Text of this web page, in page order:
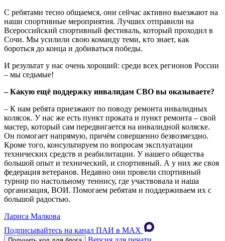
С ребятами тесно общаемся, они сейчас активно выезжают на
наши спортивные мероприятия. Лучших отправили на
Всероссийский спортивный фестиваль, который проходил в
Сочи. Мы усилили свою команду теми, кто знает, как
бороться до конца и добиваться победы.
И результат у нас очень хороший: среди всех регионов России
– мы седьмые!
– Какую ещё поддержку инвалидам СВО вы оказываете?
– К нам ребята приезжают по поводу ремонта инвалидных
колясок. У нас же есть пункт проката и пункт ремонта – свой
мастер, который сам передвигается на инвалидной коляске.
Он помогает напрямую, причём совершенно безвозмездно.
Кроме того, консультируем по вопросам эксплуатации
технических средств и реабилитации. У нашего общества
большой опыт и технический, и спортивный. А у них же своя
федерация ветеранов. Недавно они провели спортивный
турнир по настольному теннису, где участвовала и наша
организация, ВОИ. Помогаем ребятам и поддерживаем их с
большой радостью.
Лариса Малкова
Подписывайтесь на канал ПАИ в MAХ